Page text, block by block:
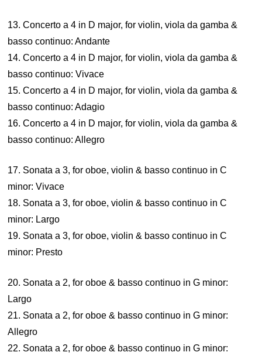
13. Concerto a 4 in D major, for violin, viola da gamba &
basso continuo: Andante
14. Concerto a 4 in D major, for violin, viola da gamba &
basso continuo: Vivace
15. Concerto a 4 in D major, for violin, viola da gamba &
basso continuo: Adagio
16. Concerto a 4 in D major, for violin, viola da gamba &
basso continuo: Allegro
17. Sonata a 3, for oboe, violin & basso continuo in C
minor: Vivace
18. Sonata a 3, for oboe, violin & basso continuo in C
minor: Largo
19. Sonata a 3, for oboe, violin & basso continuo in C
minor: Presto
20. Sonata a 2, for oboe & basso continuo in G minor:
Largo
21. Sonata a 2, for oboe & basso continuo in G minor:
Allegro
22. Sonata a 2, for oboe & basso continuo in G minor: